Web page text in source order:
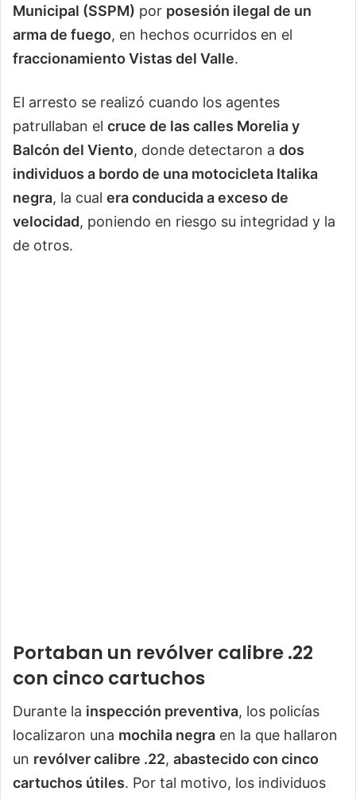
Municipal (SSPM) por posesión ilegal de un
arma de fuego, en hechos ocurridos en el
fraccionamiento Vistas del Valle.
El arresto se realizó cuando los agentes
patrullaban el cruce de las calles Morelia y
Balcón del Viento, donde detectaron a dos
individuos a bordo de una motocicleta Italika
negra, la cual era conducida a exceso de
velocidad, poniendo en riesgo su integridad y la
de otros.
Portaban un revólver calibre .22
con cinco cartuchos
Durante la inspección preventiva, los policías
localizaron una mochila negra en la que hallaron
un revólver calibre .22, abastecido con cinco
cartuchos útiles. Por tal motivo, los individuos